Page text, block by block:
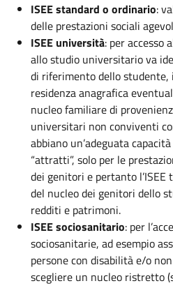
ISEE standard o ordinario:
delle prestazioni sociali
ISEE università: per accesso
allo studio universitario va
di riferimento dello
residenza anagrafica
nucleo familiare di
universitari non conviventi
abbiano un’adeguata
“attratti”, solo per le
dei genitori e pertanto
del nucleo dei genitori dello
redditi e patrimoni.
ISEE sociosanitario: per
sociosanitarie, ad esempio
persone con disabilità e/o
scegliere un nucleo ristretto